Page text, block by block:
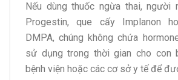
Nếu dùng thuốc ngừa thai, người
Progestin, que cấy Implanon
DMPA, chúng không chứa
sử dụng trong thời gian cho con
bệnh viện hoặc các cơ sở y tế để